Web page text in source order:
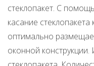
стеклопакет. С
касание
оптимально
оконной